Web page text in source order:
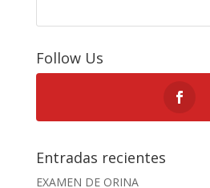
Follow Us
Entradas recientes
EXAMEN DE ORINA